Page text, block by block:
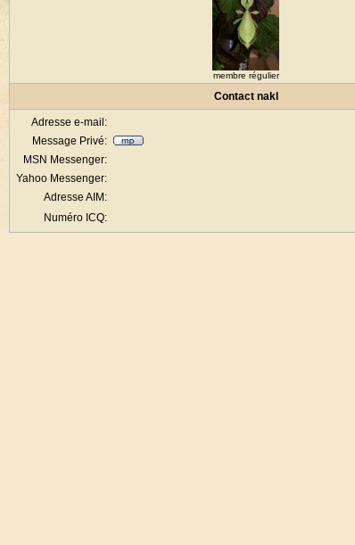
membre régulier
Contact nakl
Adresse e-mail:
Message Privé:
MSN Messenger:
Yahoo Messenger:
Adresse AIM:
Numéro ICQ: